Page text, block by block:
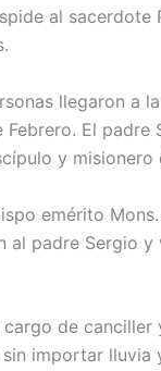
al
llegaron a
El
y misionero
emérito
al padre Sergio
de
importar